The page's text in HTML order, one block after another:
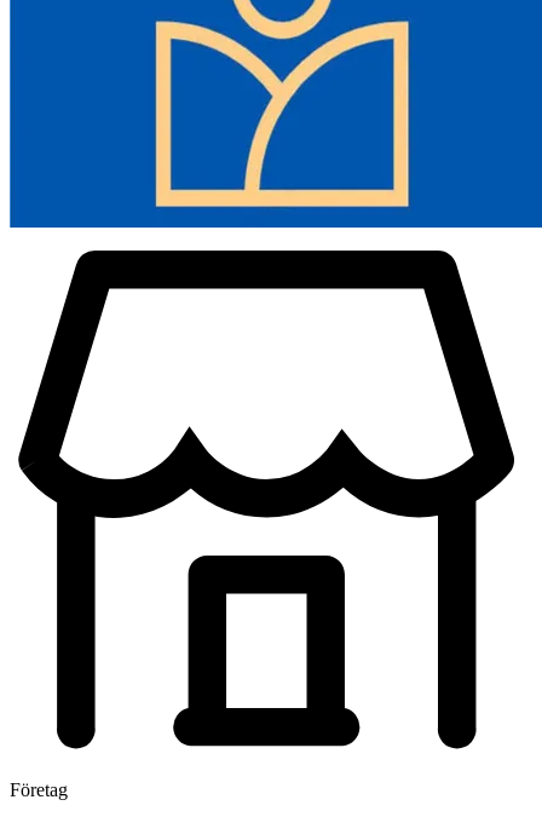
1 x set monteringstillbehör
Företag